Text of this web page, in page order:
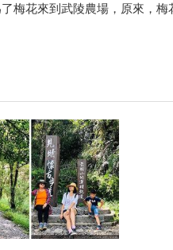
梅花來到武陵農場，原來，梅